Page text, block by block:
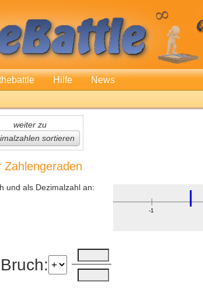
Hilfe News
weiter zu
sortieren
Zahlengeraden
und als Dezimalzahl an:
Bruch: